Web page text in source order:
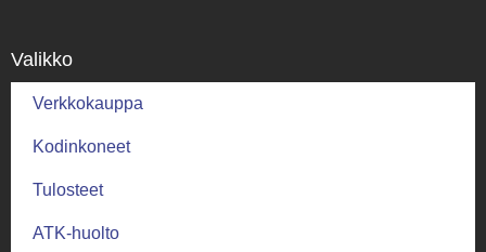
Valikko
Verkkokauppa
Kodinkoneet
Tulosteet
ATK-huolto